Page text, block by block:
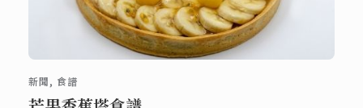
新聞, 食譜